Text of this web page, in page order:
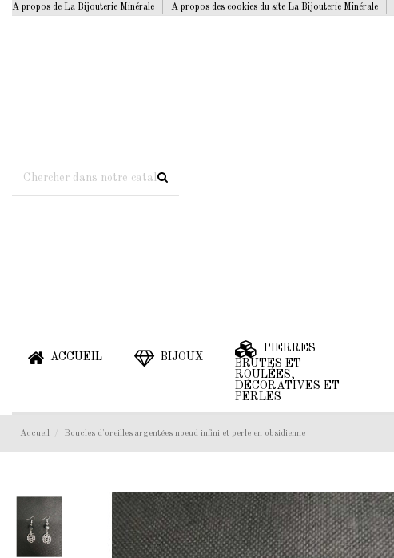
A propos de La Bijouterie Minérale A propos des cookies du site La Bijouterie Minérale
ACCUEIL BIJOUX
PIERRES
BRUTES ET
ROULÉES,
DÉCORATIVES ET
PERLES
Accueil Boucles d'oreilles argentées noeud infini et perle en obsidienne